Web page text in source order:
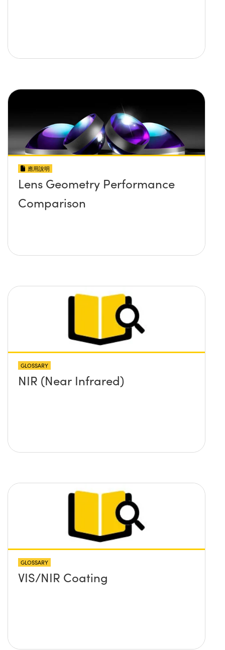
應用說明
Lens Geometry Performance
Comparison
GLOSSARY
NIR (Near Infrared)
GLOSSARY
VIS/NIR Coating